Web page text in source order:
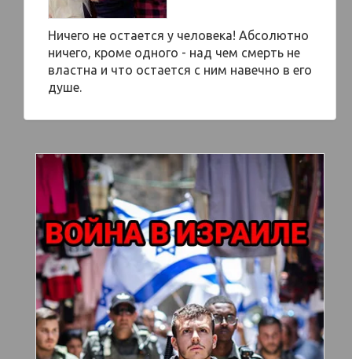
Ничего не остается у человека! Абсолютно
ничего, кроме одного - над чем смерть не
властна и что остается с ним навечно в его
душе.